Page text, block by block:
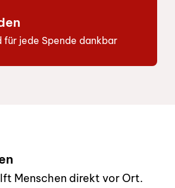
für jede Spende dankbar
Menschen direkt vor Ort.